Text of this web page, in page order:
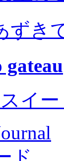
ずき
gateau
イ